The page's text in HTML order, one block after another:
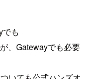
も
、Gatewayでも必要